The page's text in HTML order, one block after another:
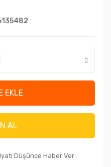
EKLE
AL
Düşünce Haber Ver